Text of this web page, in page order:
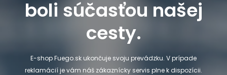
boli súčasťou našej
cesty.
E-shop Fuego.sk ukončuje svoju prevádzku. V prípade
reklamácií je vám náš zákaznícky servis plne k dispozícii.